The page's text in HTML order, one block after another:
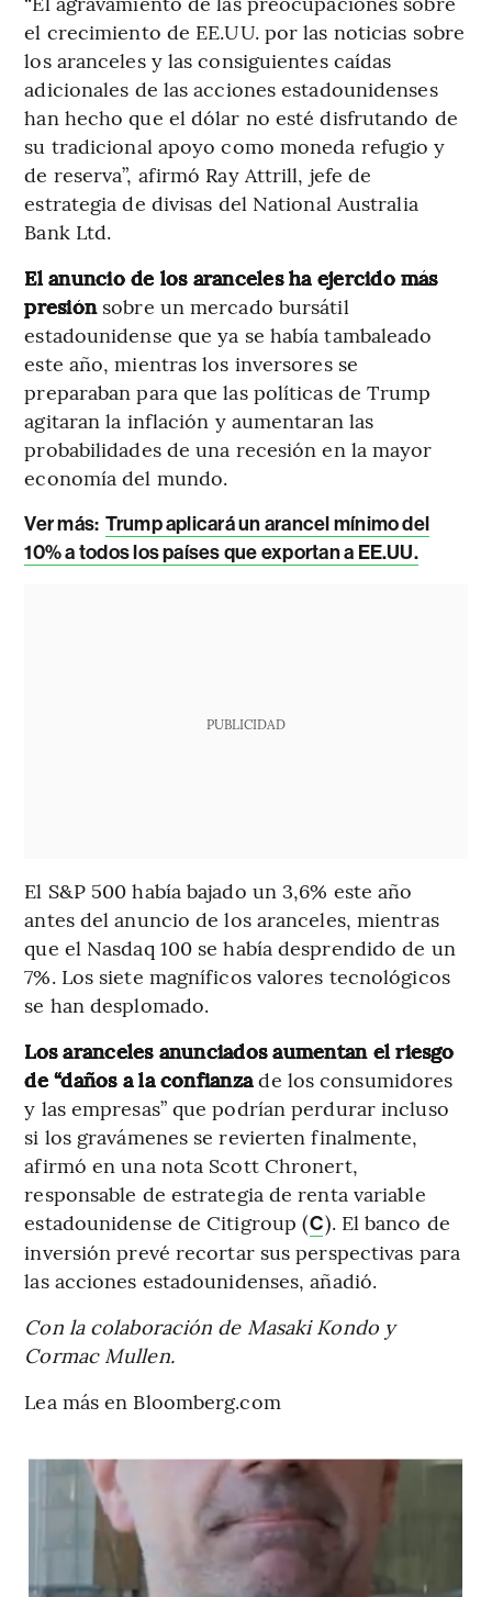
el crecimiento de EE.UU. por las noticias sobre
los aranceles y las consiguientes caídas
adicionales de las acciones estadounidenses
han hecho que el dólar no esté disfrutando de
su tradicional apoyo como moneda refugio y
de reserva”, afirmó Ray Attrill, jefe de
estrategia de divisas del National Australia
Bank Ltd.
El anuncio de los aranceles ha ejercido más
presiónsobre un mercado bursátil
estadounidense que ya se había tambaleado
este año, mientras los inversores se
preparaban para que las políticas de Trump
agitaran la inflación y aumentaran las
probabilidades de una recesión en la mayor
economía del mundo.
Ver más: Trump aplicará un arancel mínimo del
10% a todos los países que exportan a EE.UU.
PUBLICIDAD
El S&P 500 había bajado un 3,6% este año
antes del anuncio de los aranceles, mientras
que el Nasdaq 100 se había desprendido de un
7%. Los siete magníficos valores tecnológicos
se han desplomado.
Los aranceles anunciados aumentan el riesgo
de “daños a la confianzade los consumidores
y las empresas” que podrían perdurar incluso
si los gravámenes se revierten finalmente,
afirmó en una nota Scott Chronert,
responsable de estrategia de renta variable
estadounidense de Citigroup (C). El banco de
inversión prevé recortar sus perspectivas para
las acciones estadounidenses, añadió.
Con la colaboración de Masaki Kondo y
Cormac Mullen.
Lea más en Bloomberg.com